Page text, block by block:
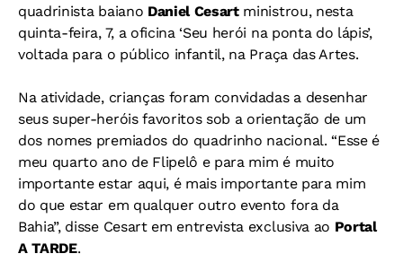
quadrinista baiano Daniel Cesart ministrou, nesta
quinta-feira, 7, a oficina ‘Seu herói na ponta do lápis’,
voltada para o público infantil, na Praça das Artes.
Na atividade, crianças foram convidadas a desenhar
seus super-heróis favoritos sob a orientação de um
dos nomes premiados do quadrinho nacional. “Esse é
meu quarto ano de Flipelô e para mim é muito
importante estar aqui, é mais importante para mim
do que estar em qualquer outro evento fora da
Bahia”, disse Cesart em entrevista exclusiva ao Portal
A TARDE.